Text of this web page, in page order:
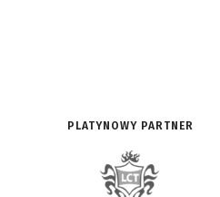
PLATYNOWY PARTNER